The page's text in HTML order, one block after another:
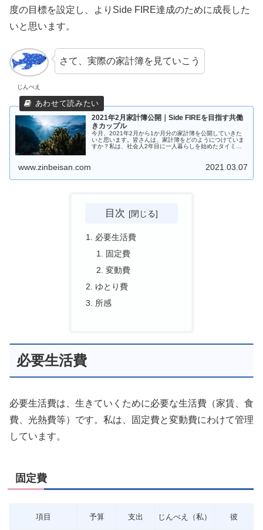
度の目標を設定し、よりSide FIRE達成のために成長した
いと思います。
じんべえ
さて、実際の家計簿を見ていこう
2021年2月家計簿公開｜Side FIREを目指す共働
きカップル
今月、2021年2月から1か月分の家計簿を公開していきた
いと思います。皆さんは、家計簿をどのようにつけていま
すか？私は、社会人2年目に一人暮らしを始めたタイミン
www.zinbeisan.com 2021.03.07
目次
必要生活費
固定費
変動費
ゆとり費
所感
必要生活費
必要生活費は、生きていくために必要な生活費（家賃、食
費、光熱費等）です。私は、固定費と変動費にわけて管理
しています。
固定費
項目 予算 支出 じんべえ（私） 彼